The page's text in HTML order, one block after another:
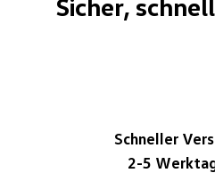
Sicher,
Schneller
2-5